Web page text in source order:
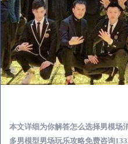
本文详细为你解答怎么选择男模场
多男模型男场玩乐攻略免费咨询